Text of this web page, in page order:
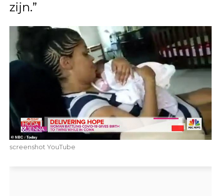
zijn.”
screenshot YouTube